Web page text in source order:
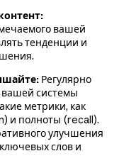
вашей
тенденции и
Регулярно
вашей системы
метрики, как
и полноты (recall).
улучшения
слов и